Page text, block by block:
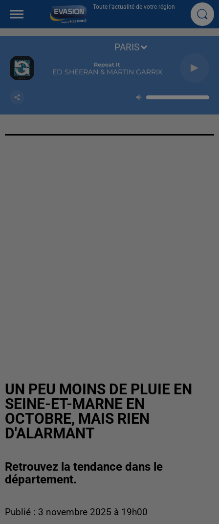
Toute l'actualité de votre région
Repeat It
ED SHEERAN & MARTIN GARRIX
PARIS
UN PEU MOINS DE PLUIE EN
SEINE-ET-MARNE EN
OCTOBRE, MAIS RIEN
D'ALARMANT
Retrouvez la tendance dans le
département.
Publié : 3 novembre 2025 à 19h00